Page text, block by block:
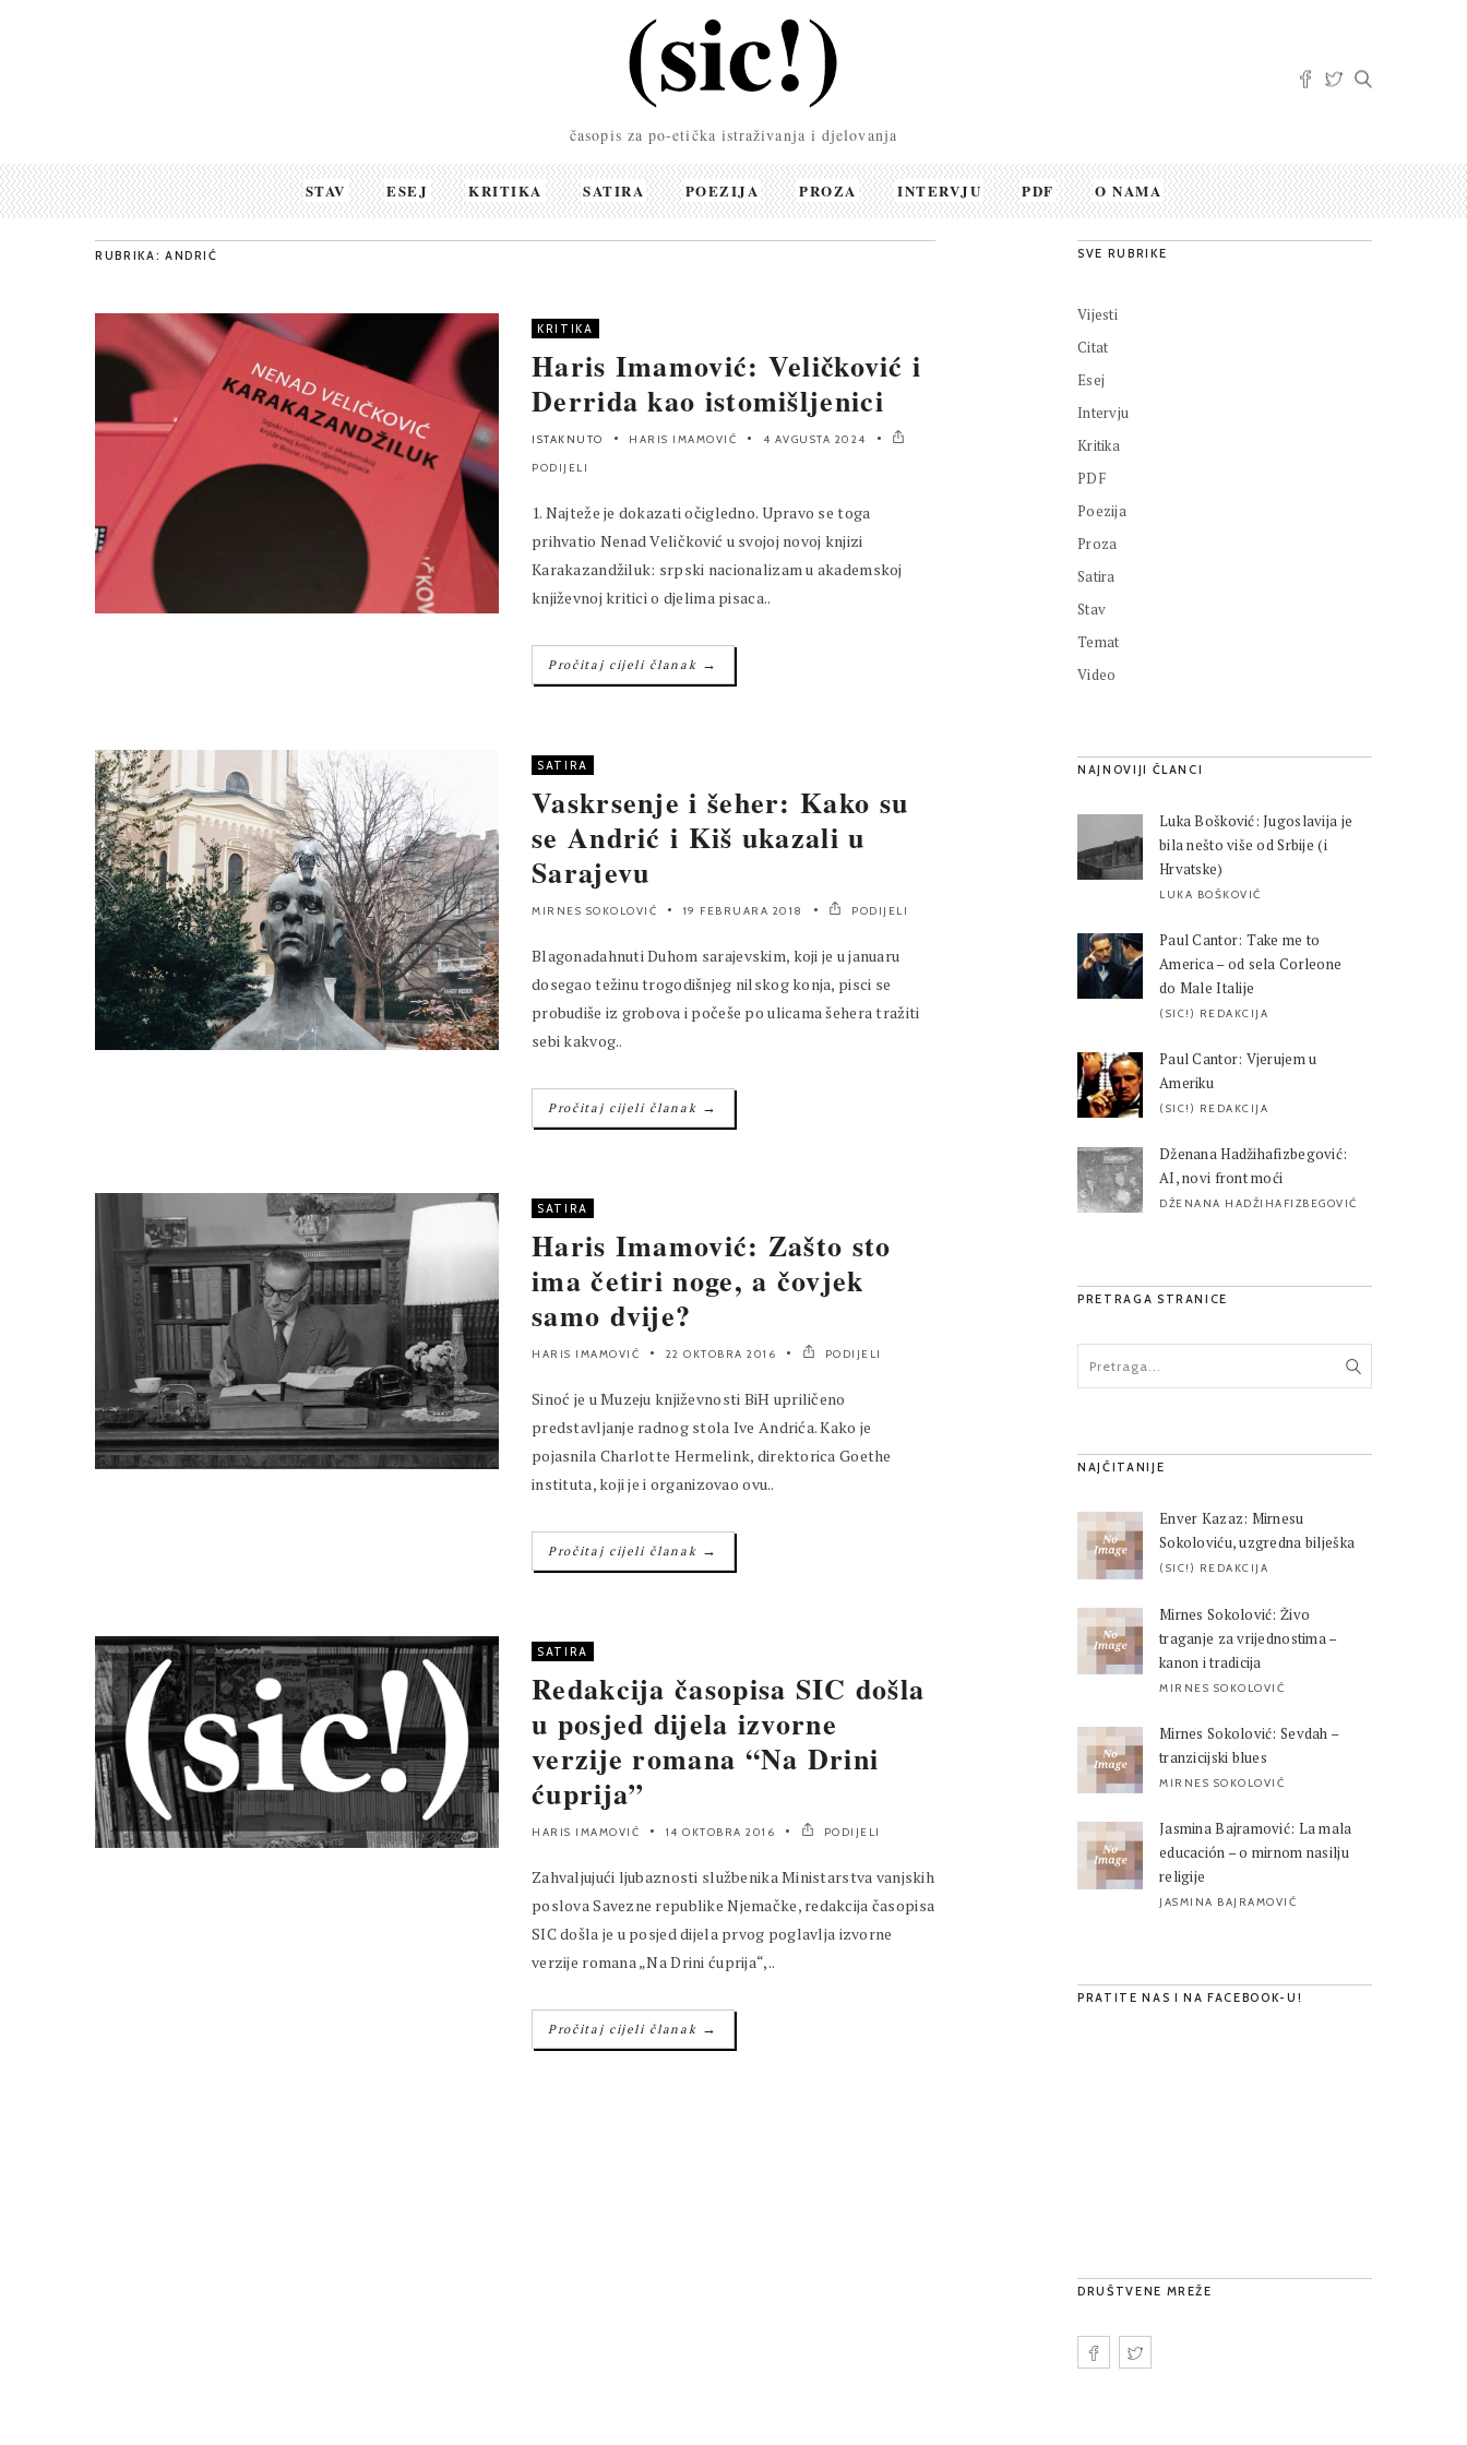
časopis za po-etička istraživanja i djelovanja
STAV ESEJ KRITIKA SATIRA POEZIJA PROZA INTERVJU PDF O NAMA
RUBRIKA: ANDRIĆ
KRITIKA
Haris Imamović: Veličković i
Derrida kao istomišljenici
ISTAKNUTO HARIS IMAMOVIĆ
4 AVGUSTA 2024
PODIJELI
1. Najteže je dokazati očigledno. Upravo se toga
prihvatio Nenad Veličković u svojoj novoj knjizi
Karakazandžiluk: srpski nacionalizam u akademskoj
književnoj kritici o djelima pisaca..
Pročitaj cijeli članak →
SATIRA
Vaskrsenje i šeher: Kako su
se Andrić i Kiš ukazali u
Sarajevu
MIRNES SOKOLOVIĆ 19 FEBRUARA 2018 PODIJELI
Blagonadahnuti Duhom sarajevskim, koji je u januaru
dosegao težinu trogodišnjeg nilskog konja, pisci se
probudiše iz grobova i počeše po ulicama šehera tražiti
sebi kakvog..
Pročitaj cijeli članak →
SATIRA
Haris Imamović: Zašto sto
ima četiri noge, a čovjek
samo dvije?
HARIS IMAMOVIĆ 22 OKTOBRA 2016 PODIJELI
Sinoć je u Muzeju književnosti BiH upriličeno
predstavljanje radnog stola Ive Andrića. Kako je
pojasnila Charlotte Hermelink, direktorica Goethe
instituta, koji je i organizovao ovu..
Pročitaj cijeli članak →
SATIRA
Redakcija časopisa SIC došla
u posjed dijela izvorne
verzije romana “Na Drini
ćuprija”
HARIS IMAMOVIĆ 14 OKTOBRA 2016 PODIJELI
Zahvaljujući ljubaznosti službenika Ministarstva vanjskih
poslova Savezne republike Njemačke, redakcija časopisa
SIC došla je u posjed dijela prvog poglavlja izvorne
verzije romana „Na Drini ćuprija“,..
Pročitaj cijeli članak →
SVE RUBRIKE
Vijesti
Citat
Esej
Intervju
Kritika
PDF
Poezija
Proza
Satira
Stav
Temat
Video
NAJNOVIJI ČLANCI
Luka Bošković: Jugoslavija je
bila nešto više od Srbije (i
Hrvatske)
LUKA BOŠKOVIĆ
Paul Cantor: Take me to
America – od sela Corleone
do Male Italije
(SIC!) REDAKCIJA
Paul Cantor: Vjerujem u
Ameriku
(SIC!) REDAKCIJA
Dženana Hadžihafizbegović:
AI, novi front moći
DŽENANA HADŽIHAFIZBEGOVIĆ
PRETRAGA STRANICE
NAJČITANIJE
Enver Kazaz: Mirnesu
Sokoloviću, uzgredna bilješka
(SIC!) REDAKCIJA
Mirnes Sokolović: Živo
traganje za vrijednostima –
kanon i tradicija
MIRNES SOKOLOVIĆ
Mirnes Sokolović: Sevdah –
tranzicijski blues
MIRNES SOKOLOVIĆ
Jasmina Bajramović: La mala
educación – o mirnom nasilju
religije
JASMINA BAJRAMOVIĆ
PRATITE NAS I NA FACEBOOK-U!
DRUŠTVENE MREŽE